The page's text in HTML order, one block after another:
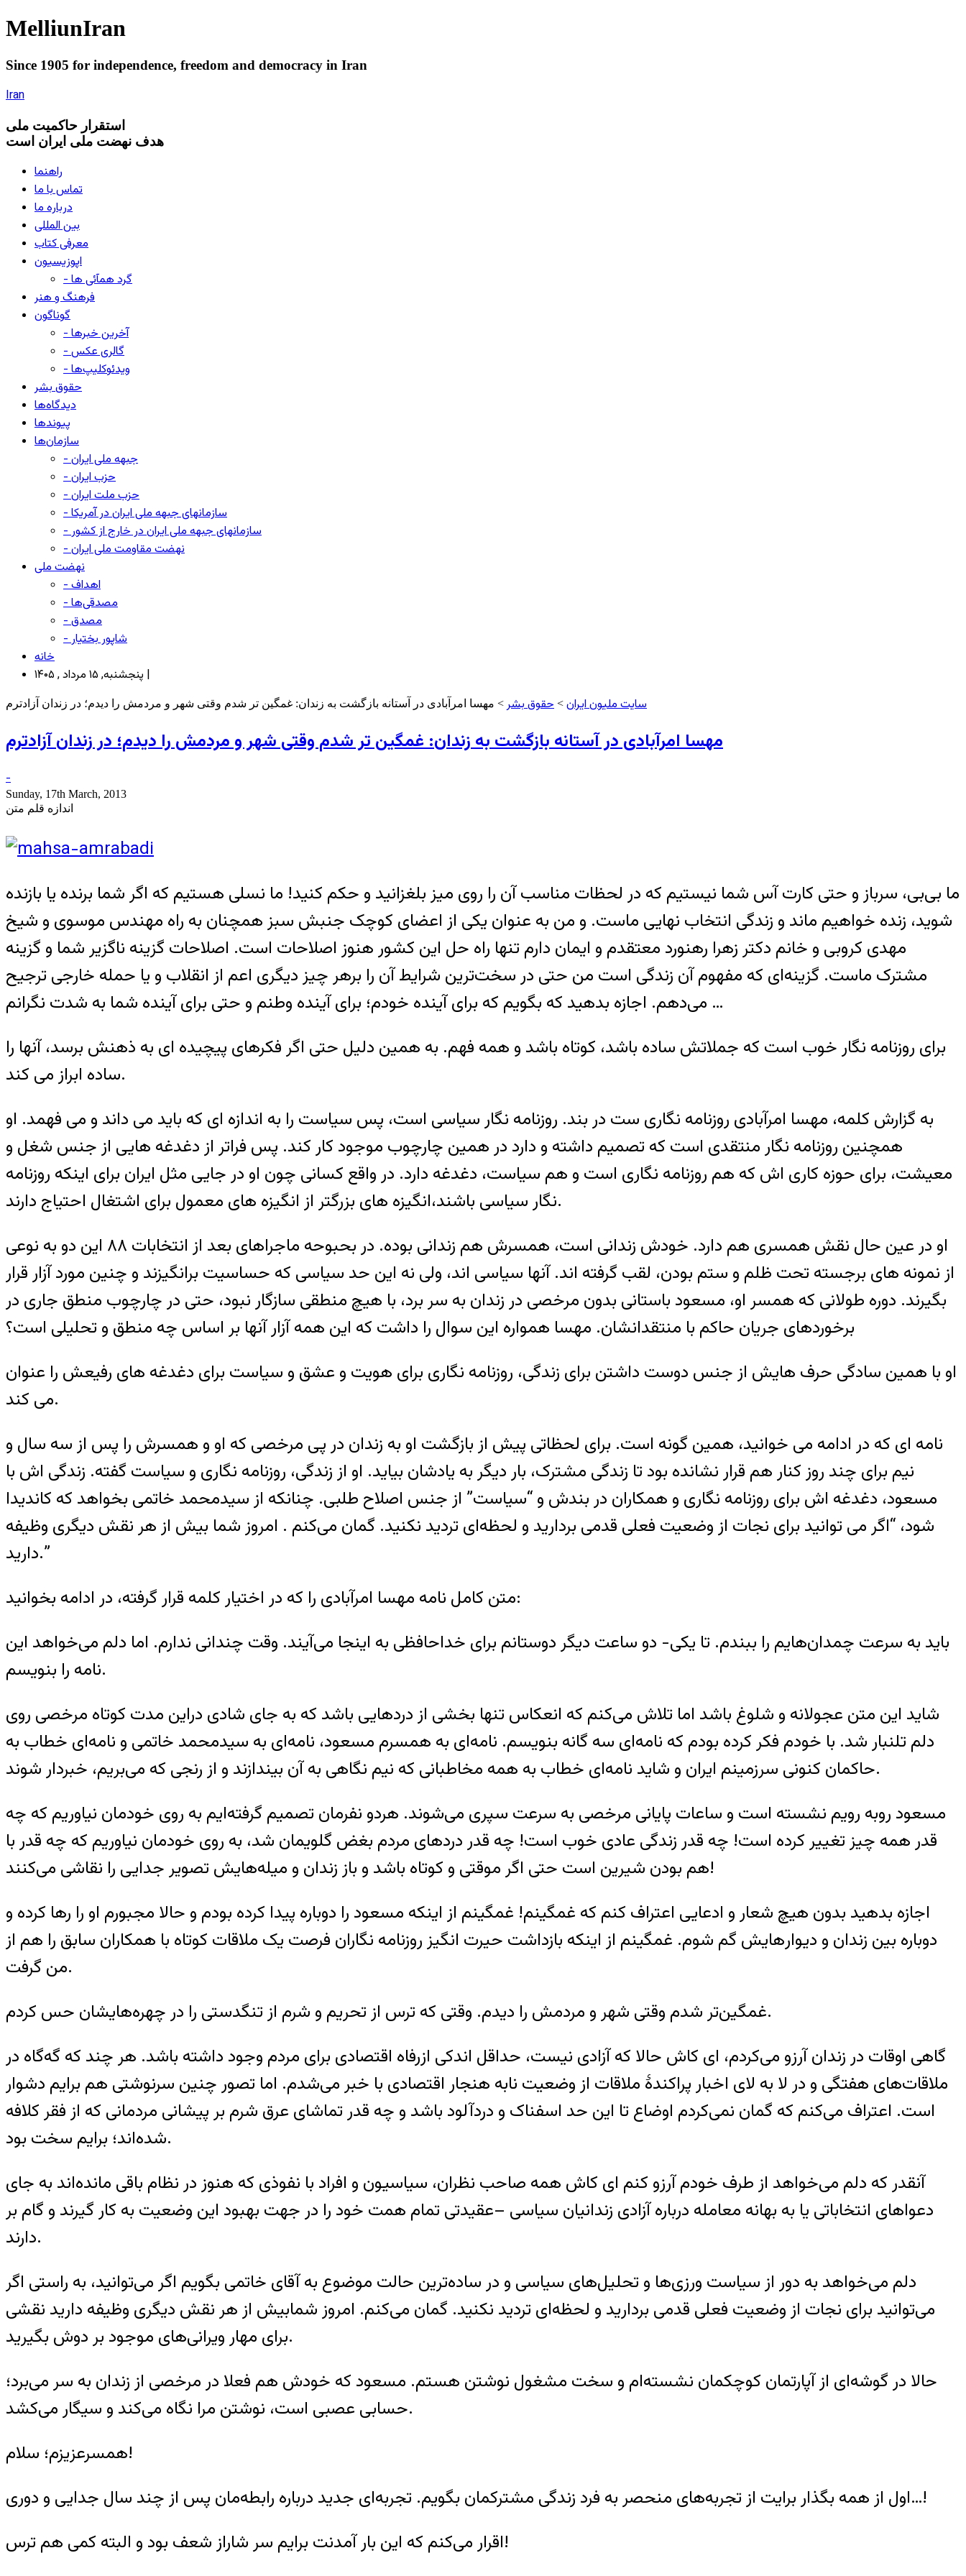
MelliunIran
Since 1905 for independence, freedom and democracy in Iran
Iran
استقرار حاکميت ملی
هدف نهضت ملی ایران است
راهنما
تماس با ما
درباره ما
بین المللی
معرفی کتاب
اپوزیسیون
- گرد همآئی ها
فرهنگ و هنر
گوناگون
- آخرین خبرها
- گالری عکس
- ویدئوکلیپ‌ها
حقوق بشر
دیدگاه‌ها
پیوندها
سازمان‌ها
- جبهه ملی ایران
- حزب ایران
- حزب ملت ایران
- سازمانهای جبهه ملی ایران در آمریکا
- سازمانهای جبهه ملی ایران در خارج از کشور
- نهضت مقاومت ملی ایران
نهضت ملی
- اهداف
- مصدقی‌ها
- مصدق
- شاپور بختیار
خانه
پنجشنبه, ۱۵ مرداد , ۱۴۰۵ |
سایت ملیون ایران > حقوق بشر > مهسا امرآبادی در آستانه بازگشت به زندان: غمگین تر شدم وقتی شهر و مردمش را دیدم؛ در زندان آزادترم
مهسا امرآبادی در آستانه بازگشت به زندان: غمگین تر شدم وقتی شهر و مردمش را دیدم؛ در زندان آزادترم
-
Sunday, 17th March, 2013
اندازه قلم متن
ما بی‌بی، سرباز و حتی کارت آس شما نیستیم که در لحظات مناسب آن را روی میز بلغزانید و حکم کنید! ما نسلی هستیم که اگر شما برنده یا بازنده
شوید، زنده خواهیم ماند و زندگی انتخاب نهایی ماست. و من به عنوان یکی از اعضای کوچک جنبش سبز همچنان به راه مهندس موسوی و شیخ
مهدی کروبی و خانم دکتر زهرا رهنورد معتقدم و ایمان دارم تنها راه حل این کشور هنوز اصلاحات است. اصلاحات گزینه ناگزیر شما و گزینه
مشترک ماست. گزینه‌ای که مفهوم آن زندگی است من حتی در سخت‌ترین شرایط آن را برهر چیز دیگری اعم از انقلاب و یا حمله خارجی ترجیح
می‌دهم. اجازه بدهید که بگویم که برای آینده خودم؛ برای آینده وطنم و حتی برای آینده شما به شدت نگرانم …
برای روزنامه نگار خوب است که جملاتش ساده باشد، کوتاه باشد و همه فهم. به همین دلیل حتی اگر فکرهای پیچیده ای به ذهنش برسد، آنها را
ساده ابراز می کند.
به گزارش کلمه، مهسا امرآبادی روزنامه نگاری ست در بند. روزنامه نگار سیاسی است، پس سیاست را به اندازه ای که باید می داند و می فهمد. او
همچنین روزنامه نگار منتقدی است که تصمیم داشته و دارد در همین چارچوب موجود کار کند. پس فراتر از دغدغه هایی از جنس شغل و
معیشت، برای حوزه کاری اش که هم روزنامه نگاری است و هم سیاست، دغدغه دارد. در واقع کسانی چون او در جایی مثل ایران برای اینکه روزنامه
نگار سیاسی باشند،انگیزه های بزرگتر از انگیزه های معمول برای اشتغال احتیاج دارند.
او در عین حال نقش همسری هم دارد. خودش زندانی است، همسرش هم زندانی بوده. در بحبوحه ماجراهای بعد از انتخابات ۸۸ این دو به نوعی
از نمونه های برجسته تحت ظلم و ستم بودن، لقب گرفته اند. آنها سیاسی اند، ولی نه این حد سیاسی که حساسیت برانگیزند و چنین مورد آزار قرار
بگیرند. دوره طولانی که همسر او، مسعود باستانی بدون مرخصی در زندان به سر برد، با هیچ منطقی سازگار نبود، حتی در چارچوب منطق جاری در
برخوردهای جریان حاکم با منتقدانشان. مهسا همواره این سوال را داشت که این همه آزار آنها بر اساس چه منطق و تحلیلی است؟
او با همین سادگی حرف هایش از جنس دوست داشتن برای زندگی، روزنامه نگاری برای هویت و عشق و سیاست برای دغدغه های رفیعش را عنوان
می کند.
نامه ای که در ادامه می خوانید، همین گونه است. برای لحظاتی پیش از بازگشت او به زندان در پی مرخصی که او و همسرش را پس از سه سال و
نیم برای چند روز کنار هم قرار نشانده بود تا زندگی مشترک، بار دیگر به یادشان بیاید. او از زندگی، روزنامه نگاری و سیاست گفته. زندگی اش با
مسعود، دغدغه اش برای روزنامه نگاری و همکاران در بندش و “سیاست” از جنس اصلاح طلبی. چنانکه از سیدمحمد خاتمی بخواهد که کاندیدا
شود، “اگر می توانید برای نجات از وضعیت فعلی قدمی بردارید و لحظه‌ای تردید نکنید. گمان می‌کنم . امروز شما بیش از هر نقش دیگری وظیفه
دارید.”
متن کامل نامه مهسا امرآبادی را که در اختیار کلمه قرار گرفته، در ادامه بخوانید:
باید به سرعت چمدان‌هایم را ببندم. تا یکی- دو ساعت دیگر دوستانم برای خداحافظی به اینجا می‌آیند. وقت چندانی ندارم. اما دلم می‌خواهد این
نامه را بنویسم.
شاید این متن عجولانه و شلوغ باشد اما تلاش می‌کنم که انعکاس تنها بخشی از درد‌هایی باشد که به جای شادی دراین مدت کوتاه مرخصی روی
دلم تلنبار شد. با خودم فکر کرده بودم که نامه‌ای سه گانه بنویسم. نامه‌ای به همسرم مسعود، نامه‌ای به سیدمحمد خاتمی و نامه‌ای خطاب به
حاکمان کنونی سرزمینم ایران و شاید نامه‌ای خطاب به همه مخاطبانی که نیم نگاهی به آن بیندازند و از رنجی که می‌بریم، خبردار شوند.
مسعود روبه رویم نشسته است و ساعات پایانی مرخصی به سرعت سپری می‌شوند. هردو نفرمان تصمیم گرفته‌ایم به روی خودمان نیاوریم که چه
قدر همه چیز تغییر کرده است! چه قدر زندگی عادی خوب است! چه قدر دردهای مردم بغض گلویمان شد، به روی خودمان نیاوریم که چه قدر با
هم بودن شیرین است حتی اگر موقتی و کوتاه باشد و باز زندان و میله‌هایش تصویر جدایی را نقاشی می‌کنند!
اجازه بدهید بدون هیچ شعار و ادعایی اعتراف کنم که غمگینم! غمگینم از اینکه مسعود را دوباره پیدا کرده بودم و حالا مجبورم او را‌‌ رها کرده و
دوباره بین زندان و دیوار‌هایش گم شوم. غمگینم از اینکه بازداشت حیرت انگیز روزنامه نگاران فرصت یک ملاقات کوتاه با همکاران سابق را هم از
من گرفت.
غمگین‌تر شدم وقتی شهر و مردمش را دیدم. وقتی که ترس از تحریم و شرم از تنگدستی را در چهره‌هایشان حس کردم.
گاهی اوقات در زندان آرزو می‌کردم،‌ ای کاش حالا که آزادی نیست، حداقل اندکی ازرفاه اقتصادی برای مردم وجود داشته باشد. هر چند که گه‌گاه در
ملاقات‌های هفتگی و در لا به لای اخبار پراکندهٔ ملاقات از وضعیت نا‌به هنجار اقتصادی با خبر می‌شدم. اما تصور چنین سرنوشتی هم برایم دشوار
است. اعتراف می‌کنم که گمان نمی‌کردم اوضاع تا این حد اسفناک و دردآلود باشد و چه قدر تماشای عرق شرم بر پیشانی مردمانی که از فقر کلافه
شده‌اند؛ برایم سخت بود.
آنقدر که دلم می‌خواهد از طرف خودم آرزو کنم‌ ای کاش همه صاحب نظران، سیاسیون و افراد با نفوذی که هنوز در نظام باقی مانده‌اند به جای
دعواهای انتخاباتی یا به بهانه معامله درباره آزادی زندانیان سیاسی –عقیدتی تمام همت خود را در جهت بهبود این وضعیت به کار گیرند و گام بر
دارند.
دلم می‌خواهد به دور از سیاست ورزی‌ها و تحلیل‌های سیاسی و در ساده‌ترین حالت موضوع به آقای خاتمی بگویم اگر می‌توانید، به راستی اگر
می‌توانید برای نجات از وضعیت فعلی قدمی بردارید و لحظه‌ای تردید نکنید. گمان می‌کنم. امروز شمابیش از هر نقش دیگری وظیفه دارید نقشی
برای مهار ویرانی‌های موجود بر دوش بگیرید.
حالا در گوشه‌ای از آپارتمان کوچکمان نشسته‌ام و سخت مشغول نوشتن هستم. مسعود که خودش هم فعلا در مرخصی از زندان به سر می‌برد؛
حسابی عصبی است، نوشتن مرا نگاه می‌کند و سیگار می‌کشد.
همسرعزیزم؛ سلام!
اول از همه بگذار برایت از تجربه‌های منحصر به فرد زندگی مشترکمان بگویم. تجربه‌ای جدید درباره رابطه‌مان پس از چند سال جدایی و دوری…!
اقرار می‌کنم که این بار آمدنت برایم سر شاراز شعف بود و البته کمی هم ترس!